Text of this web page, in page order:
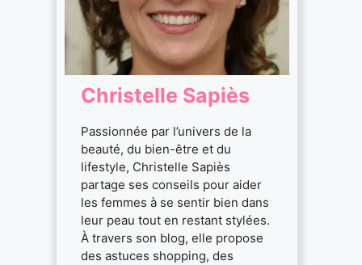
Christelle Sapiès
Passionnée par l’univers de la
beauté, du bien-être et du
lifestyle, Christelle Sapiès
partage ses conseils pour aider
les femmes à se sentir bien dans
leur peau tout en restant stylées.
À travers son blog, elle propose
des astuces shopping, des